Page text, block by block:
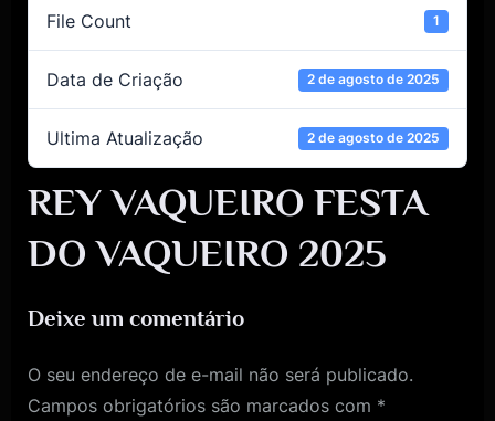
File Count 1
Data de Criação 2 de agosto de 2025
Ultima Atualização 2 de agosto de 2025
REY VAQUEIRO FESTA
DO VAQUEIRO 2025
Deixe um comentário
O seu endereço de e-mail não será publicado.
Campos obrigatórios são marcados com *